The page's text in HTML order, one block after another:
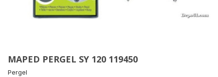
MAPED PERGEL SY 120 119450
Pergel